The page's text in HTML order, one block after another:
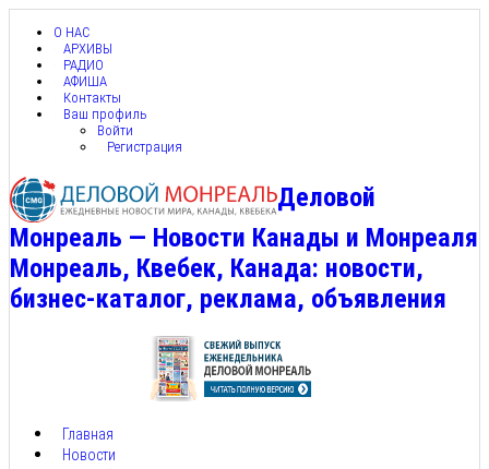
О НАС
АРХИВЫ
РАДИО
АФИША
Контакты
Ваш профиль
Войти
Регистрация
Деловой
Монреаль — Новости Канады и Монреаля
Монреаль, Квебек, Канада: новости,
бизнес-каталог, реклама, объявления
Главная
Новости